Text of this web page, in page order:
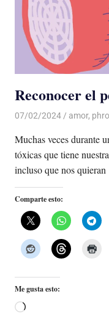
Reconocer el
07/02/2024 De todo
amor,
Muchas veces durante
tóxicas que tiene
incluso que nos quieran
Comparte esto:
Me gusta esto:
Cargando...